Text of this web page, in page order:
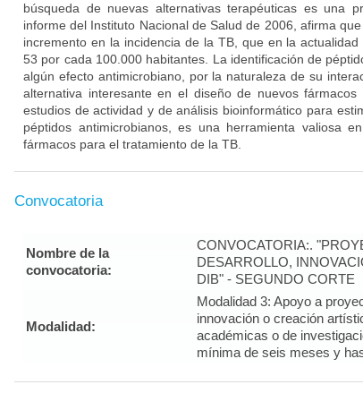
búsqueda de nuevas alternativas terapéuticas es una
informe del Instituto Nacional de Salud de 2006, afirma
incremento en la incidencia de la TB, que en la
53 por cada 100.000 habitantes. La identificación de
algún efecto antimicrobiano, por la naturaleza de su
alternativa interesante en el diseño de nuevos fármacos
estudios de actividad y de análisis bioinformático para
péptidos antimicrobianos, es una herramienta valiosa
fármacos para el tratamiento de la TB.
Convocatoria
Nombre de la
convocatoria:
CONVOCATORIA:.
DESARROLLO,
DIB" - SEGUNDO CORTE
Modalidad:
Modalidad 3: Apoyo a
innovación o creación
académicas o de
mínima de seis meses y